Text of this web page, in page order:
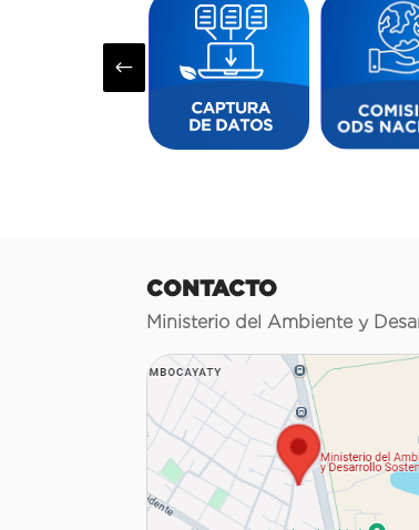
#
CONTACTO
Ministerio del Ambiente y